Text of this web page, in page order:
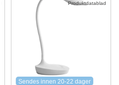
Produktdatablad
Sendes innen 20-22 dager